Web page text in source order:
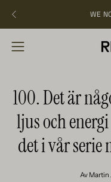
över
WE
Öppna
100. Det är
ljus och
det i vår
Av Martin